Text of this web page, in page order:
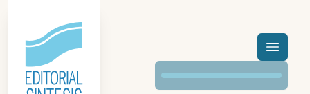
Menú